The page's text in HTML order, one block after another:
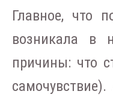
Главное, что
возникала в
причины: что